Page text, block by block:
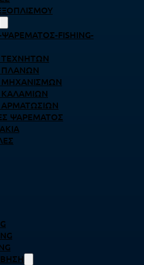
ΨΑΡΈΜΑΤΟΣ-FISHING-
ΠΛΆΝΩΝ
ΨΑΡΈΜΑΤΟΣ